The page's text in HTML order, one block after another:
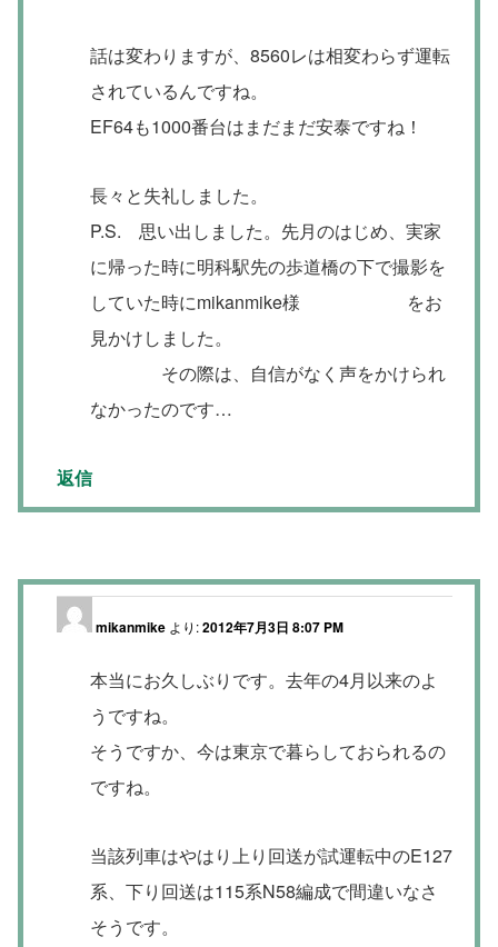
話は変わりますが、8560レは相変わらず運転
されているんですね。
EF64も1000番台はまだまだ安泰ですね！
長々と失礼しました。
P.S. 思い出しました。先月のはじめ、実家
に帰った時に明科駅先の歩道橋の下で撮影を
していた時にmikanmike様 をお
見かけしました。
その際は、自信がなく声をかけられ
なかったのです…
返信
mikanmike より:2012年7月3日 8:07 PM
本当にお久しぶりです。去年の4月以来のよ
うですね。
そうですか、今は東京で暮らしておられるの
ですね。
当該列車はやはり上り回送が試運転中のE127
系、下り回送は115系N58編成で間違いなさ
そうです。